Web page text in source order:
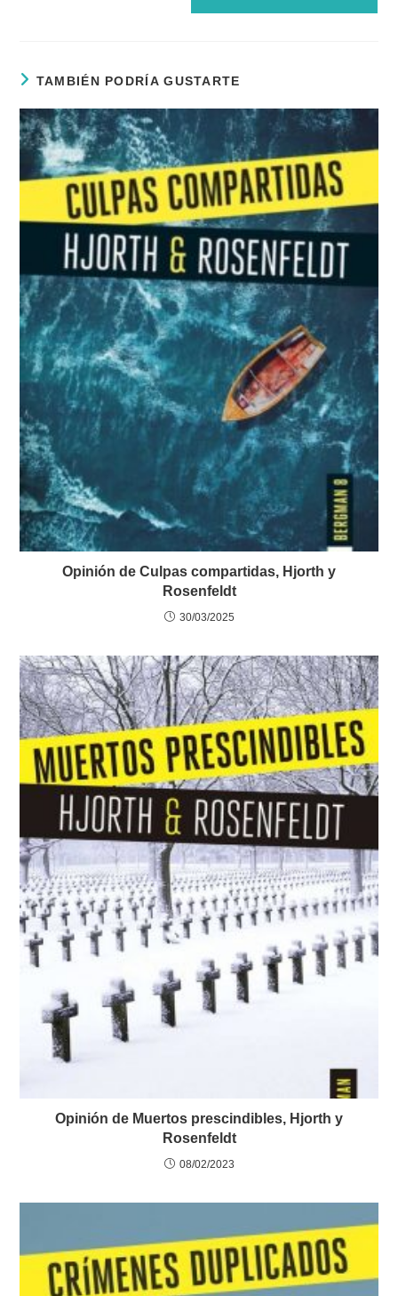
TAMBIÉN PODRÍA GUSTARTE
Opinión de Culpas compartidas, Hjorth y
Rosenfeldt
30/03/2025
Opinión de Muertos prescindibles, Hjorth y
Rosenfeldt
08/02/2023